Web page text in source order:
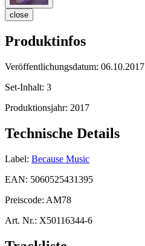
close
Produktinfos
Veröffentlichungsdatum: 06.10.2017
Set-Inhalt: 3
Produktionsjahr: 2017
Technische Details
Label: Because Music
EAN: 5060525431395
Preiscode: AM78
Art. Nr.: X50116344-6